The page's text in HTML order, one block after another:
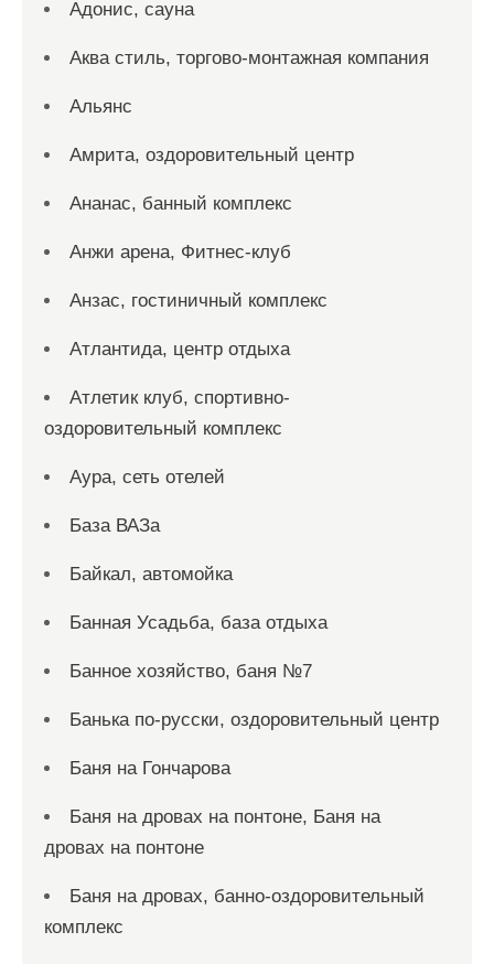
Адонис, сауна
Аква стиль, торгово-монтажная компания
Альянс
Амрита, оздоровительный центр
Ананас, банный комплекс
Анжи арена, Фитнес-клуб
Анзас, гостиничный комплекс
Атлантида, центр отдыха
Атлетик клуб, спортивно-
оздоровительный комплекс
Аура, сеть отелей
База ВАЗа
Байкал, автомойка
Банная Усадьба, база отдыха
Банное хозяйство, баня №7
Банька по-русски, оздоровительный центр
Баня на Гончарова
Баня на дровах на понтоне, Баня на
дровах на понтоне
Баня на дровах, банно-оздоровительный
комплекс